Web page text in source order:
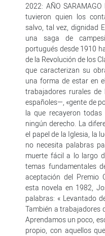
2022: AÑO
tuvieron quien los
salvo, tal vez, dignidad
una saga de
portugués desde 1910
de la Revolución de los
que caracterizan su
una forma de estar en
trabajadores rurales
españoles—, «gente de
la que recayeron
ningún derecho. La
el papel de la Iglesia, la
no necesita palabras
muerte fácil a lo largo
temas fundamentales
aceptación del Premio
esta novela en 1982,
palabras: « Levantado
También a trabajadores
Aprendamos un poco,
propio, con aquellos